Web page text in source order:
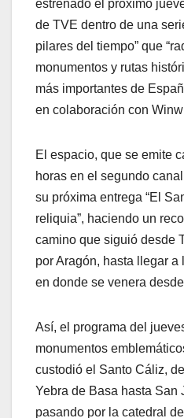
estrenado el próximo
de TVE dentro de una
pilares del tiempo” que
monumentos y rutas
más importantes de
en colaboración con
El espacio, que se emite
horas en el segundo
su próxima entrega “El
reliquia”, haciendo un
camino que siguió desde
por Aragón, hasta llegar
en donde se venera
Así, el programa del
monumentos
custodió el Santo Cáliz,
Yebra de Basa hasta San
pasando por la catedral